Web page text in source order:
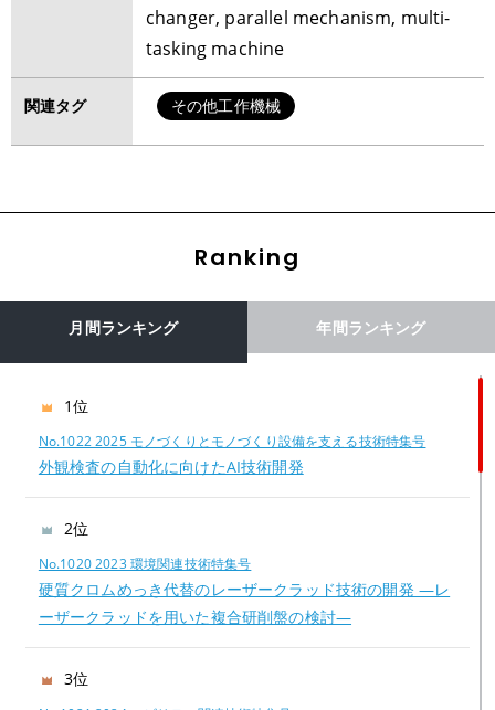
changer, parallel mechanism, multi-
tasking machine
関連タグ その他工作機械
Ranking
月間ランキング 年間ランキング
1位
No.1022 2025 モノづくりとモノづくり設備を支える技術特集号
外観検査の自動化に向けたAI技術開発
2位
No.1020 2023 環境関連技術特集号
硬質クロムめっき代替のレーザークラッド技術の開発 —レ
ーザークラッドを用いた複合研削盤の検討—
3位